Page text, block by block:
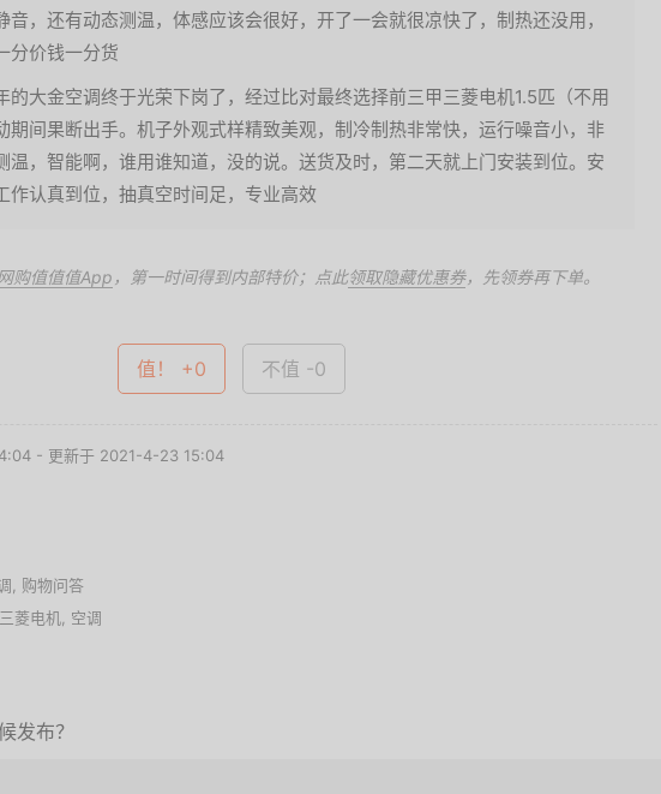
音，还有动态测温，体感应该会很好，开了一会就很凉快了，制热还没用，
分价钱一分货
大金空调终于光荣下岗了，经过比对最终选择前三甲三菱电机1.5匹（不用
期间果断出手。机子外观式样精致美观，制冷制热非常快，运行噪音小，非
温，智能啊，谁用谁知道，没的说。送货及时，第二天就上门安装到位。安
作认真到位，抽真空时间足，专业高效
购值值值App ，第一时间得到内部特价；点此领取隐藏优惠券，先领券再下单。
值！ +0 不值 -0
- 更新于 2021-4-23 15:04
购物问答
三菱电机 空调
发布？